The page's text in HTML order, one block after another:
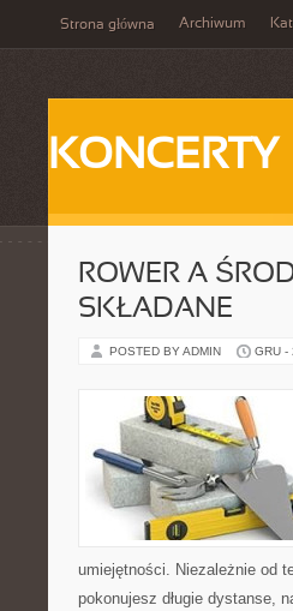
Strona główna Archiwum
KONCERTY
ROWER A
SKŁADANE
POSTED BY ADMIN GRU -
umiejętności. Niezależnie od
pokonujesz długie dystanse,